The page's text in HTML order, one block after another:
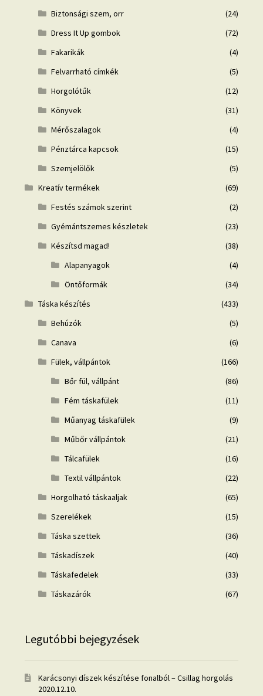
Biztonsági szem, orr
(24)
Dress It Up gombok
(72)
Fakarikák
(4)
Felvarrható címkék
(5)
Horgolótűk
(12)
Könyvek
(31)
Mérőszalagok
(4)
Pénztárca kapcsok
(15)
Szemjelölők
(5)
Kreatív termékek
(69)
Festés számok szerint
(2)
Gyémántszemes készletek
(23)
Készítsd magad!
(38)
Alapanyagok
(4)
Öntőformák
(34)
Táska készítés
(433)
Behúzók
(5)
Canava
(6)
Fülek, vállpántok
(166)
Bőr fül, vállpánt
(86)
Fém táskafülek
(11)
Műanyag táskafülek
(9)
Műbőr vállpántok
(21)
Tálcafülek
(16)
Textil vállpántok
(22)
Horgolható táskaaljak
(65)
Szerelékek
(15)
Táska szettek
(36)
Táskadíszek
(40)
Táskafedelek
(33)
Táskazárók
(67)
Legutóbbi bejegyzések
Karácsonyi díszek készítése fonalból – Csillag horgolás
2020.12.10.